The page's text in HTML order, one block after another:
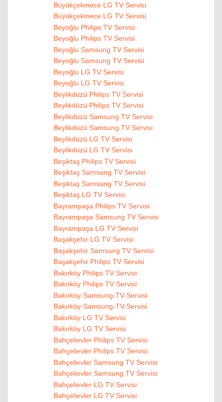
Büyükçekmece LG TV Servisi
Büyükçekmece LG TV Servisi
Beyoğlu Philips TV Servisi
Beyoğlu Philips TV Servisi
Beyoğlu Samsung TV Servisi
Beyoğlu Samsung TV Servisi
Beyoğlu LG TV Servisi
Beyoğlu LG TV Servisi
Beylikdüzü Philips TV Servisi
Beylikdüzü Philips TV Servisi
Beylikdüzü Samsung TV Servisi
Beylikdüzü Samsung TV Servisi
Beylikdüzü LG TV Servisi
Beylikdüzü LG TV Servisi
Beşiktaş Philips TV Servisi
Beşiktaş Samsung TV Servisi
Beşiktaş Samsung TV Servisi
Beşiktaş LG TV Servisi
Bayrampaşa Philips TV Servisi
Bayrampaşa Samsung TV Servisi
Bayrampaşa LG TV Servisi
Başakşehir LG TV Servisi
Başakşehir Samsung TV Servisi
Başakşehir Philips TV Servisi
Bakırköy Philips TV Servisi
Bakırköy Philips TV Servisi
Bakırköy-Samsung-TV-Servisi
Bakırköy-Samsung-TV-Servisi
Bakırköy LG TV Servisi
Bakırköy LG TV Servisi
Bahçelievler Philips TV Servisi
Bahçelievler Philips TV Servisi
Bahçelievler Samsung TV Servisi
Bahçelievler Samsung TV Servisi
Bahçelievler LG TV Servisi
Bahçelievler LG TV Servisi